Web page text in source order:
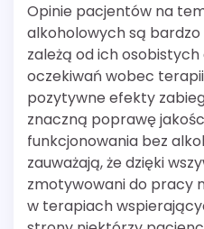
Opinie pacjentów na
alkoholowych są
zależą od ich
oczekiwań wobec
pozytywne efekty
znaczną poprawę
funkcjonowania bez
zauważają, że dzięki
zmotywowani do pracy
w terapiach